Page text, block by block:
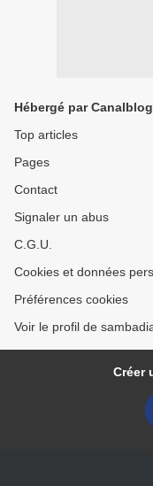
Hébergé par Canalblog
Top articles
Pages
Contact
Signaler un abus
C.G.U.
Cookies et données
Préférences cookies
Voir le profil de
Créer